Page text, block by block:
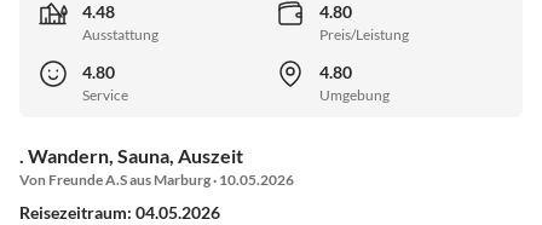
4.48
Ausstattung
4.80
Preis/Leistung
4.80
Service
4.80
Umgebung
. Wandern, Sauna, Auszeit
Von Freunde A.S aus Marburg · 10.05.2026
Reisezeitraum: 04.05.2026